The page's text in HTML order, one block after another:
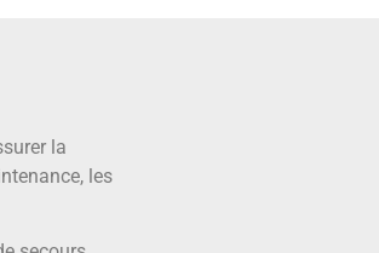
la
les